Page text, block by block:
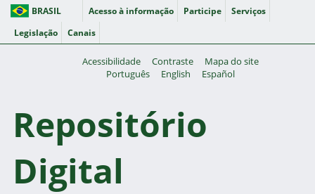
BRASIL Acesso à informação Participe
Serviços
Legislação
Canais
Acessibilidade Contraste
Mapa do site
Português
English Español
Repositório
Digital